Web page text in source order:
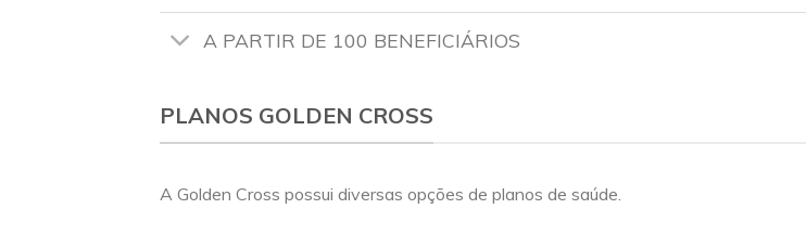
A PARTIR DE 100 BENEFICIÁRIOS
PLANOS GOLDEN CROSS
A Golden Cross possui diversas opções de planos de saúde.